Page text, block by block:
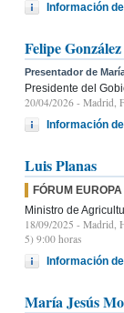
Información
Felipe
Presentador de
Presidente del
20/04/2026 - Madrid,
Información
Luis Planas
FÓRUM EUROPA
Ministro de
18/09/2025 - Madrid,
5) 9:00 horas
Información
María Jesús